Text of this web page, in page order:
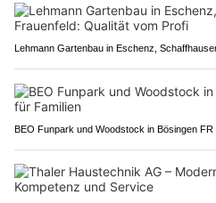
Lehmann Gartenbau in Eschenz,
BEO Funpark und Woodstock in Bösingen